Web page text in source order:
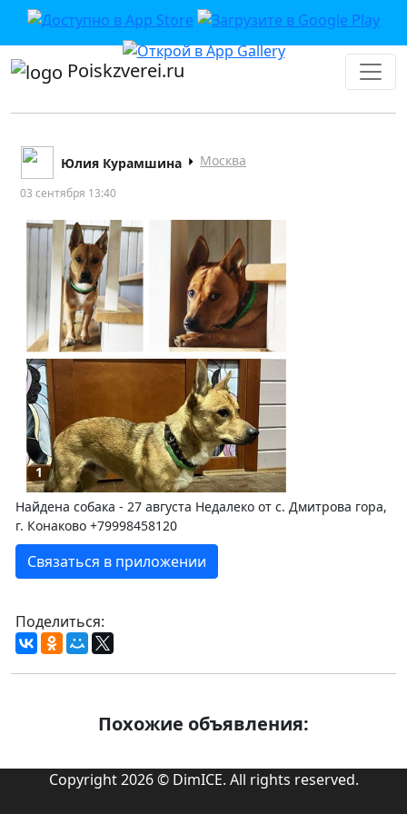
Poiskzverei.ru
Юлия Курамшина Москва
03 сентября 13:40
1
Найдена собака - 27 августа Недалеко от с. Дмитрова гора,
г. Конаково +79998458120
Связаться в приложении
Поделиться:
Похожие объявления:
Copyright 2026 © DimICE. All rights reserved.